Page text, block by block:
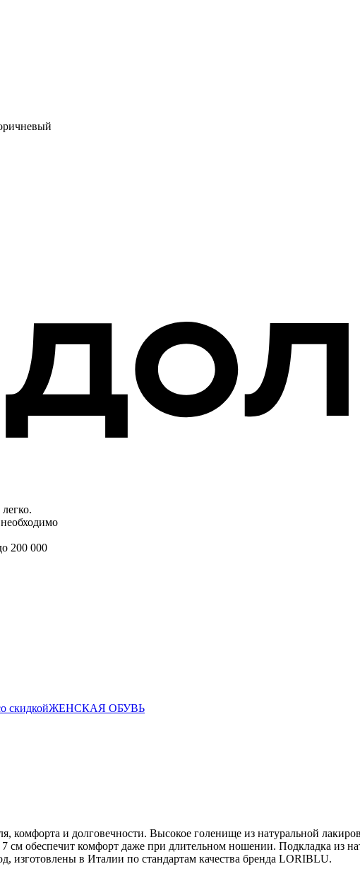
200 000
скидкойЖЕНСКАЯ ОБУВЬ
комфорта и долговечности. Высокое голенище из натуральной
см обеспечит комфорт даже при длительном ношении. Подкладка из
изготовлены в Италии по стандартам качества бренда LORIBLU.